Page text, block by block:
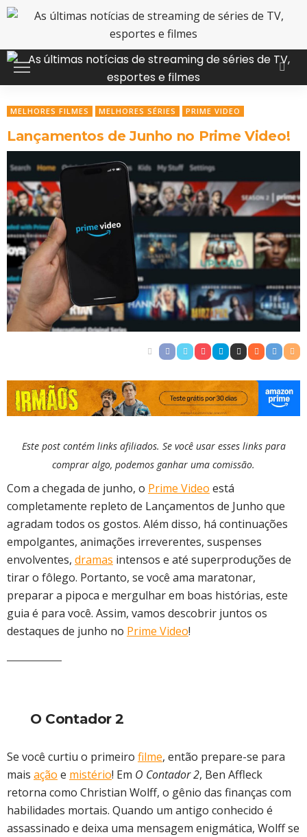
MELHORES FILMES MELHORES SÉRIES PRIME VIDEO
Lançamentos de Junho no Prime Video!
Este post contém links afiliados. Se você usar esses links para
comprar algo, podemos ganhar uma comissão.
Com a chegada de junho, o Prime Video está
completamente repleto de Lançamentos de Junho que
agradam todos os gostos. Além disso, há continuações
empolgantes, animações irreverentes, suspenses
envolventes, dramas intensos e até superproduções de
tirar o fôlego. Portanto, se você ama maratonar,
preparar a pipoca e mergulhar em boas histórias, este
guia é para você. Assim, vamos descobrir juntos os
destaques de junho no Prime Video!
O Contador 2
Se você curtiu o primeiro filme, então prepare-se para
mais ação e mistério! Em O Contador 2, Ben Affleck
retorna como Christian Wolff, o gênio das finanças com
habilidades mortais. Quando um antigo conhecido é
assassinado e deixa uma mensagem enigmática, Wolff se